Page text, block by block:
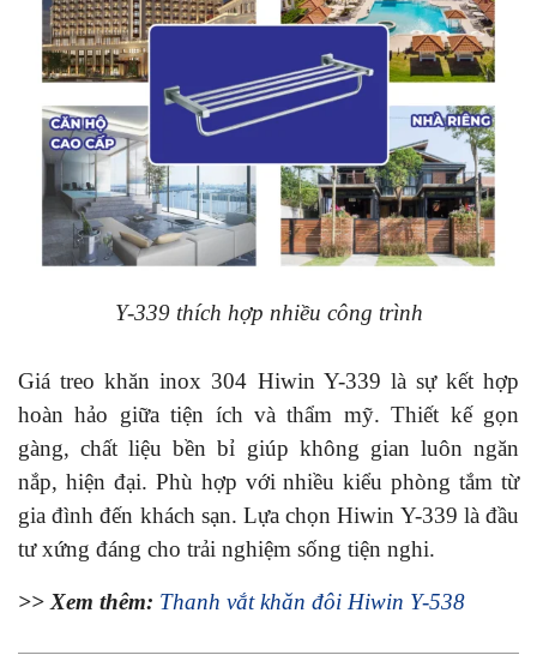
Y-339 thích hợp nhiều công trình
Giá treo khăn inox 304 Hiwin Y-339 là sự kết hợp
hoàn hảo giữa tiện ích và thẩm mỹ. Thiết kế gọn
gàng, chất liệu bền bỉ giúp không gian luôn ngăn
nắp, hiện đại. Phù hợp với nhiều kiểu phòng tắm từ
gia đình đến khách sạn. Lựa chọn Hiwin Y-339 là đầu
tư xứng đáng cho trải nghiệm sống tiện nghi.
>> Xem thêm: Thanh vắt khăn đôi Hiwin Y-538